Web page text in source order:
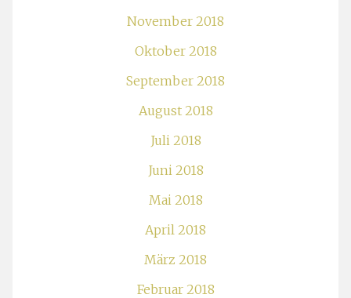
November 2018
Oktober 2018
September 2018
August 2018
Juli 2018
Juni 2018
Mai 2018
April 2018
März 2018
Februar 2018